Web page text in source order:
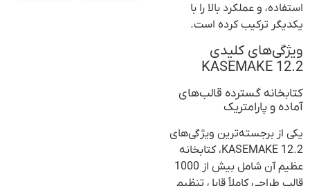
استفاده، و عملکرد بالا را با
یکدیگر ترکیب کرده است.
ویژگی‌های کلیدی
KASEMAKE 12.2
کتابخانه گسترده قالب‌های
آماده و پارامتریک
یکی از برجسته‌ترین ویژگی‌های
KASEMAKE 12.2، کتابخانه
عظیم آن شامل بیش از 1000